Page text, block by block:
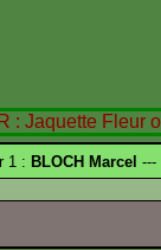
1 : BLOCH Marcel ---